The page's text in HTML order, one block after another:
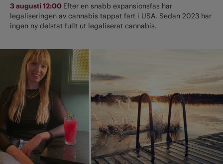
3 augusti 12:00 Efter en snabb expansionsfas har
legaliseringen av cannabis tappat fart i USA. Sedan 2023 har
ingen ny delstat fullt ut ­legaliserat cannabis.